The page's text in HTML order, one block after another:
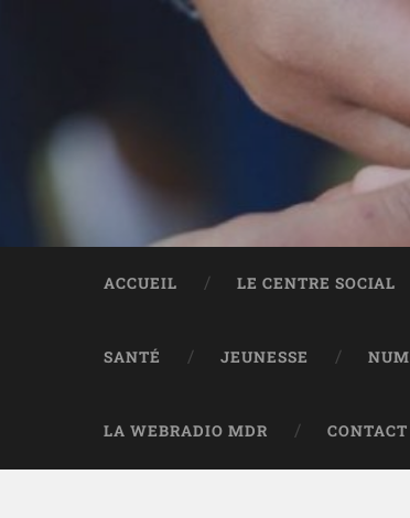
ACCUEIL LE CENTRE SOCIAL
SANTÉ JEUNESSE
LA WEBRADIO MDR CONTACT